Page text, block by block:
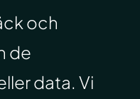
och
de
data. Vi